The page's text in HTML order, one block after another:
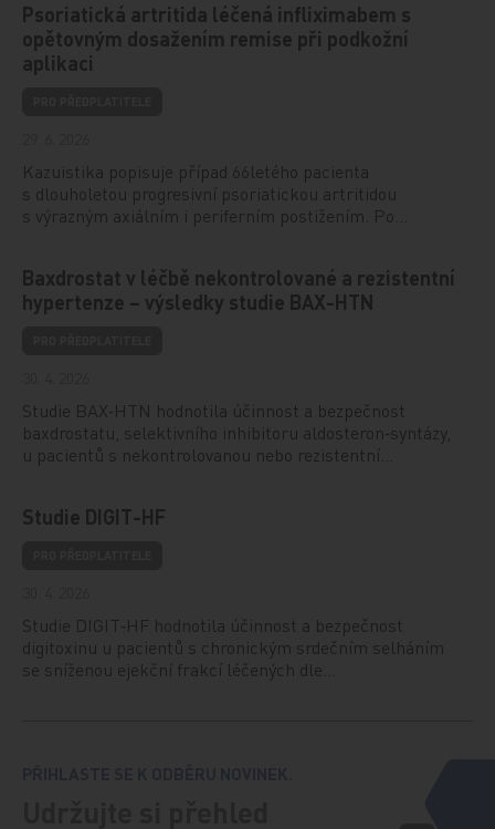
Psoriatická artritida léčená infliximabem s
opětovným dosažením remise při podkožní
aplikaci
Kazuistika popisuje případ 66letého pacienta
s dlouholetou progresivní psoriatickou artritidou
s výrazným axiálním i periferním postižením. Po…
Baxdrostat v léčbě nekontrolované a rezistentní
hypertenze – výsledky studie BAX-HTN
Studie BAX‑HTN hodnotila účinnost a bezpečnost
baxdrostatu, selektivního inhibitoru aldosteron‑syntázy,
u pacientů s nekontrolovanou nebo rezistentní…
Studie DIGIT-HF
Studie DIGIT‑HF hodnotila účinnost a bezpečnost
digitoxinu u pacientů s chronickým srdečním selháním
se sníženou ejekční frakcí léčených dle…